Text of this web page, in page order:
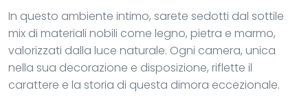
In questo ambiente intimo, sarete sedotti dal sottile
mix di materiali nobili come legno, pietra e marmo,
valorizzati dalla luce naturale. Ogni camera, unica
nella sua decorazione e disposizione, riflette il
carattere e la storia di questa dimora eccezionale.